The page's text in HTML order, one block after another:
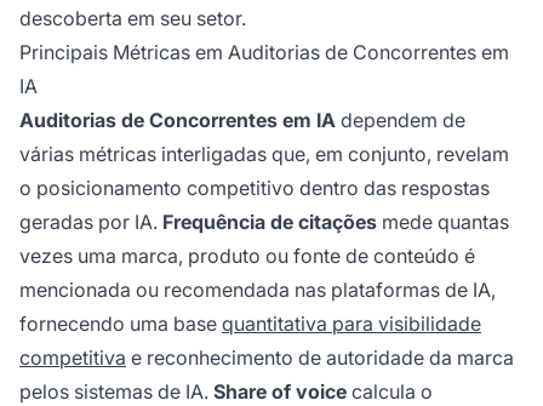
descoberta em seu setor.
Principais Métricas em Auditorias de Concorrentes em
IA
Auditorias de Concorrentes em IA dependem de
várias métricas interligadas que, em conjunto, revelam
o posicionamento competitivo dentro das respostas
geradas por IA. Frequência de citações mede quantas
vezes uma marca, produto ou fonte de conteúdo é
mencionada ou recomendada nas plataformas de IA,
fornecendo uma base quantitativa para visibilidade
competitiva e reconhecimento de autoridade da marca
pelos sistemas de IA. Share of voice calcula o